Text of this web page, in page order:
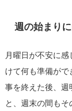
週の始まり
月曜日が不安に
けて何も準備が
事を終えた後、週
と、週末の間も